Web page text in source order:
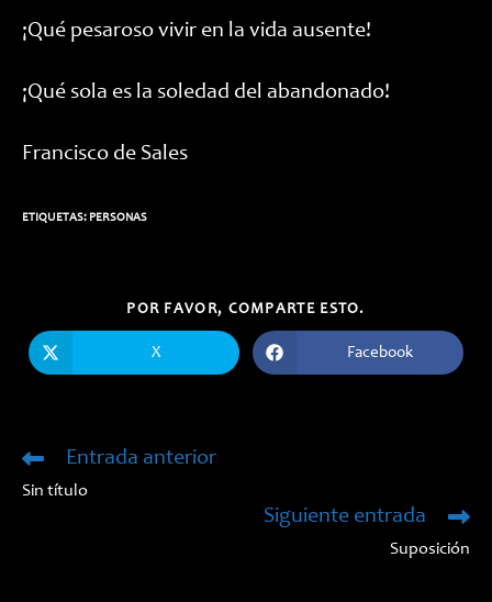
¡Qué pesaroso vivir en la vida ausente!
¡Qué sola es la soledad del abandonado!
Francisco de Sales
ETIQUETAS: PERSONAS
POR FAVOR, COMPARTE ESTO.
CONTENIDO
abre
X
Se
abre
Facebook
Leer
artículos
Entrada anterior
Sin título
Siguiente entrada
Suposición